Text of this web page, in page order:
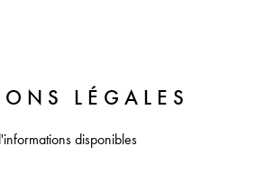
LÉGALES
disponibles